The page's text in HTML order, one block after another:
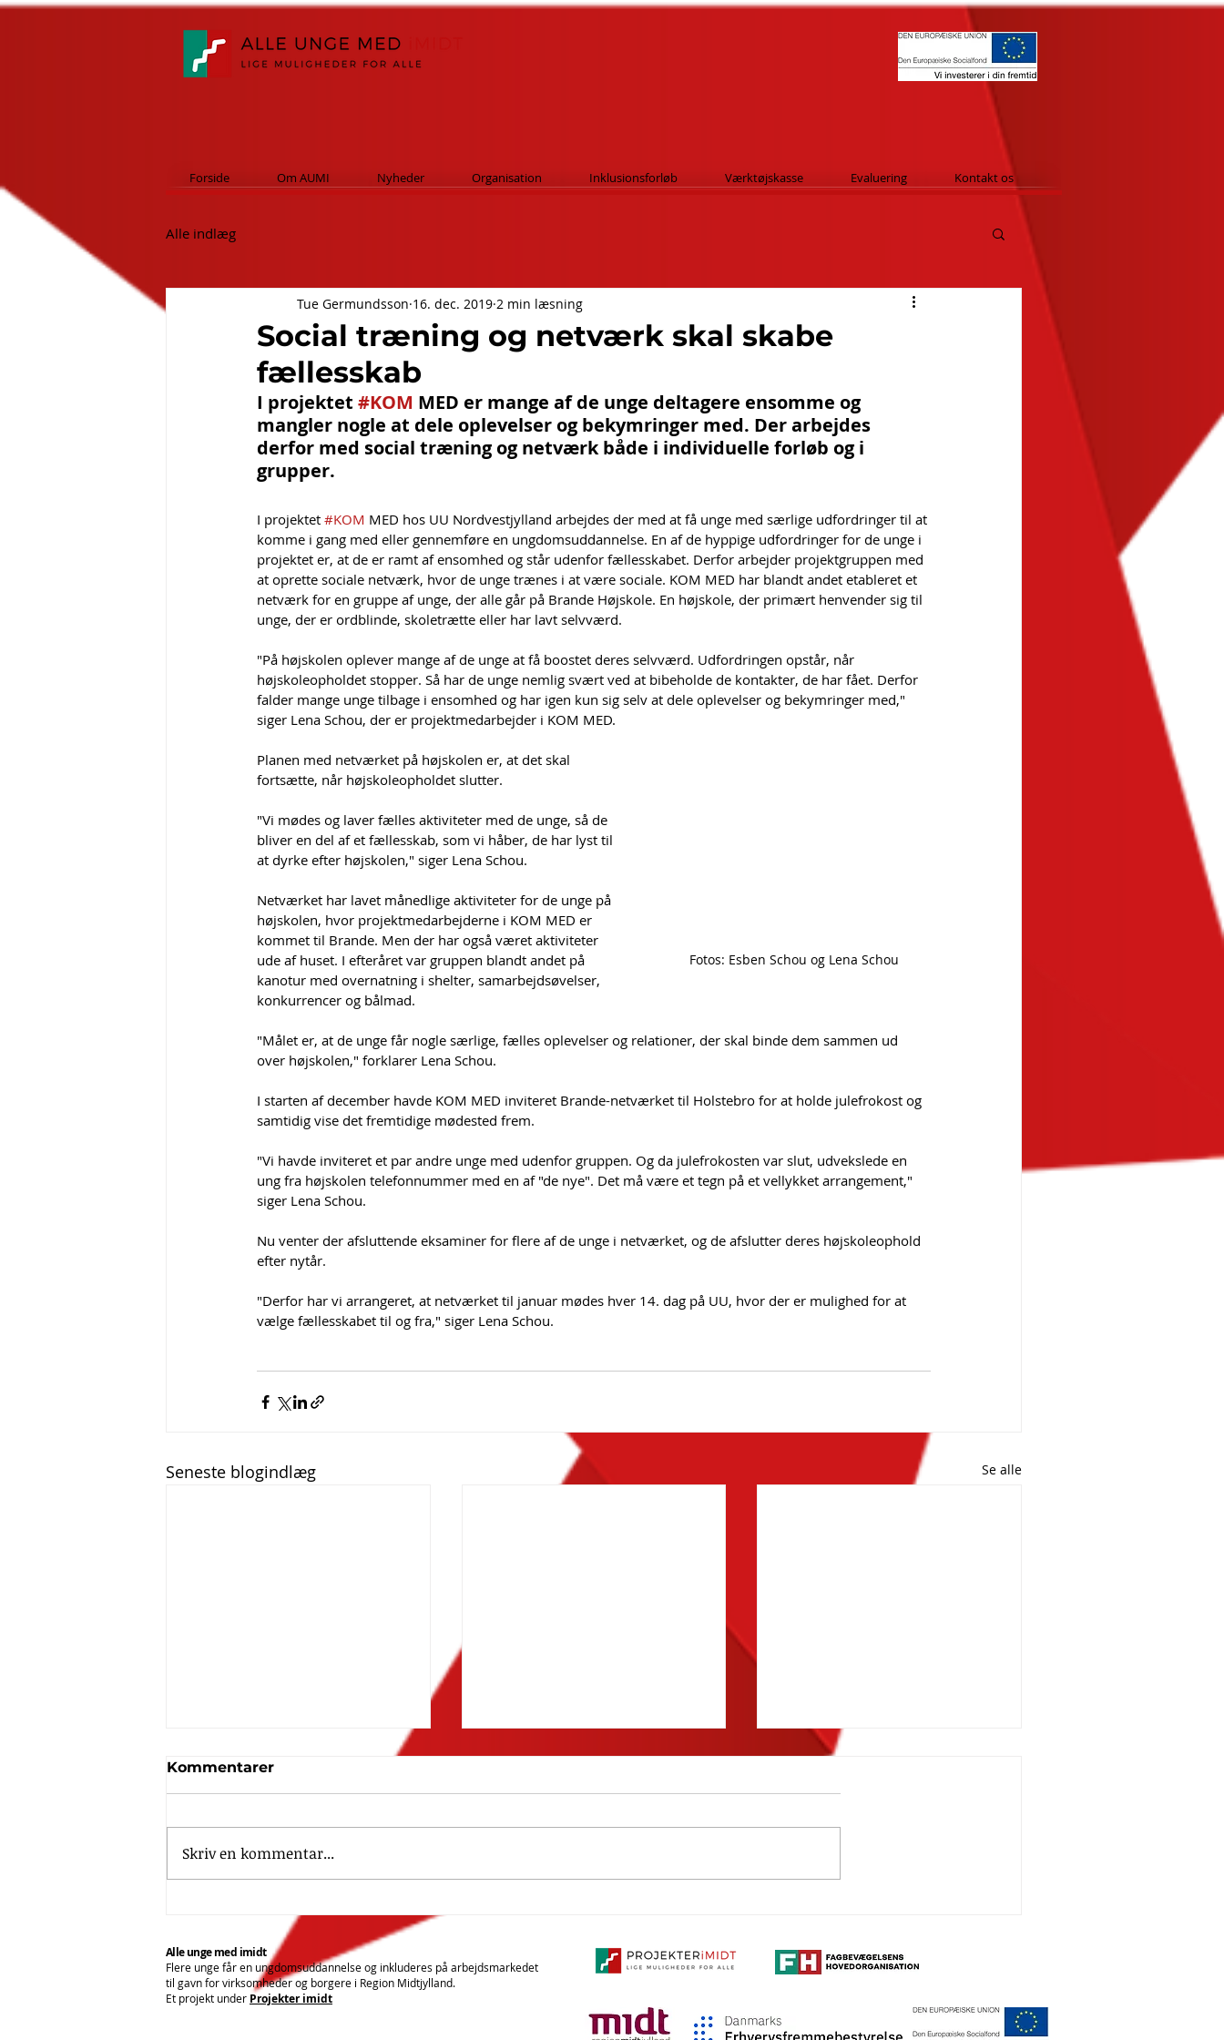
Forside Om AUMI Nyheder Organisation Inklusionsforløb Værktøjskasse Evaluering Kontakt os
Alle indlæg
Social træning og netværk skal skabe
fællesskab
Tue Germundsson 16. dec. 2019 2 min læsning
I projektet #KOM MED er mange af de unge deltagere ensomme og
mangler nogle at dele oplevelser og bekymringer med. Der arbejdes
derfor med social træning og netværk både i individuelle forløb og i
grupper.
I projektet #KOM MED hos UU Nordvestjylland arbejdes der med at få unge med særlige udfordringer til at
komme i gang med eller gennemføre en ungdomsuddannelse. En af de hyppige udfordringer for de unge i
projektet er, at de er ramt af ensomhed og står udenfor fællesskabet. Derfor arbejder projektgruppen med
at oprette sociale netværk, hvor de unge trænes i at være sociale. KOM MED har blandt andet etableret et
netværk for en gruppe af unge, der alle går på Brande Højskole. En højskole, der primært henvender sig til
unge, der er ordblinde, skoletrætte eller har lavt selvværd.
"På højskolen oplever mange af de unge at få boostet deres selvværd. Udfordringen opstår, når
højskoleopholdet stopper. Så har de unge nemlig svært ved at bibeholde de kontakter, de har fået. Derfor
falder mange unge tilbage i ensomhed og har igen kun sig selv at dele oplevelser og bekymringer med,"
siger Lena Schou, der er projektmedarbejder i KOM MED.
Fotos: Esben Schou og Lena Schou
Planen med netværket på højskolen er, at det skal
fortsætte, når højskoleopholdet slutter.
"Vi mødes og laver fælles aktiviteter med de unge, så de
bliver en del af et fællesskab, som vi håber, de har lyst til
at dyrke efter højskolen," siger Lena Schou.
Netværket har lavet månedlige aktiviteter for de unge på
højskolen, hvor projektmedarbejderne i KOM MED er
kommet til Brande. Men der har også været aktiviteter
ude af huset. I efteråret var gruppen blandt andet på
kanotur med overnatning i shelter, samarbejdsøvelser,
konkurrencer og bålmad.
"Målet er, at de unge får nogle særlige, fælles oplevelser og relationer, der skal binde dem sammen ud
over højskolen," forklarer Lena Schou.
I starten af december havde KOM MED inviteret Brande-netværket til Holstebro for at holde julefrokost og
samtidig vise det fremtidige mødested frem.
"Vi havde inviteret et par andre unge med udenfor gruppen. Og da julefrokosten var slut, udvekslede en
ung fra højskolen telefonnummer med en af "de nye". Det må være et tegn på et vellykket arrangement,"
siger Lena Schou.
Nu venter der afsluttende eksaminer for flere af de unge i netværket, og de afslutter deres højskoleophold
efter nytår.
"Derfor har vi arrangeret, at netværket til januar mødes hver 14. dag på UU, hvor der er mulighed for at
vælge fællesskabet til og fra," siger Lena Schou.
Seneste blogindlæg Se alle
holdt afsluttende møde
med projekt Bliv
verdensmester i dit
høretab
med KomMed
Nørre Nissum
Kommentarer
Skriv en kommentar...
Alle unge med imidt
Flere unge får en ungdomsuddannelse og inkluderes på arbejdsmarkedet
til gavn for virksomheder og borgere i Region Midtjylland.
Et projekt under Projekter imidt